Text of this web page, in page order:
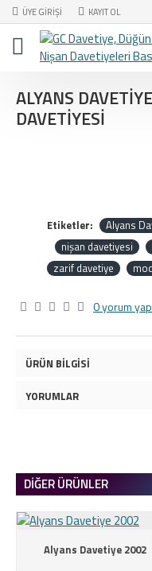
ÜYE GIRIŞI KAYIT OL
ALYANS
DAVETIYESI
Etiketler: Alyans
nişan davetiyesi
zarif davetiye
0 yorum
ÜRÜN BILGISI
YORUMLAR
DIĞER ÜRÜNLER
Alyans Davetiye 2002